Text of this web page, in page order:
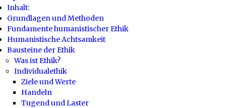
Inhalt:
Grundlagen und Methoden
Fundamente humanistischer Ethik
Humanistische Achtsamkeit
Bausteine der Ethik
Was ist Ethik?
Individualethik
Ziele und Werte
Handeln
Tugend und Laster